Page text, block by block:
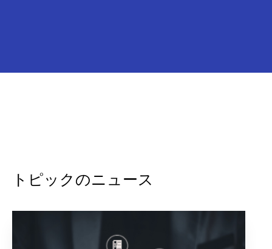
トピックのニュース